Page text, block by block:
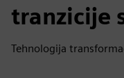
tranzicije
Tehnologija